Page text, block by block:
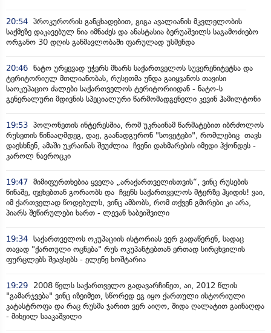
20:54 პროკურორის განცხადებით, გიგა ავალიანის მკვლელობის
საქმეზე დაკავებულ ნია იმნაძეს და ანასტასია ბერუაშვილს საგამოძიებო
ორგანო 30 დღის განმავლობაში ფარულად უსმენდა
20:46 ნატო ურყევად უჭერს მხარს საქართველოს სუვერენიტეტსა და
ტერიტორიულ მთლიანობას, რუსეთმა უნდა გაიყვანოს თავისი
საოკუპაციო ძალები საქართველოს ტერიტორიიდან - ნატო-ს
გენერალური მდივნის სპეციალური წარმომადგენელი კევინ ჰამილტონი
19:53 პოლონეთის ინტერესშია, რომ უკრაინამ წარმატებით იბრძოლოს
რუსეთის წინააღმდეგ, დაე, გაანადგურონ "სოვეტები", რომლებიც თავს
დაესხნენ, ამაში უკრაინას შეუძლია ჩვენი დახმარების იმედი ჰქონდეს -
კაროლ ნავროცკი
19:47 მიმიფურთხებია ყველა „არაქართველისთვის“, ვინც რუსების
წინაშე, ფეხებთან გორაობს და ჩვენს საქართველოს მტერზე ჰყიდის! ვაი,
იმ ქართველად წოდებულს, ვინც ამბობს, რომ თქვენ გმირები კი არა,
პიარს შეწირულები ხართ - ლევან ხაბეიშვილი
19:34 საქართველოს ოკუპაციის ისტორიას ვერ გადაწერენ, სადაც
თავად "ქართული ოცნება" რუს ოკუპანტებთან ერთად სირცხვილის
ფურცლებს შეავსებს - ელენე ხოშტარია
19:29
2008 წელს საქართველო გადავარჩინეთ, აი, 2012 წლის
"გამარჯვება" ვინც იზეიმეთ, სწორედ ეგ იყო ქართული ისტორიული
კატასტროფა და რაც რუსმა ჯარით ვერ აიღო, შიდა ღალატით გაინაღდა
- მიხეილ სააკაშვილი